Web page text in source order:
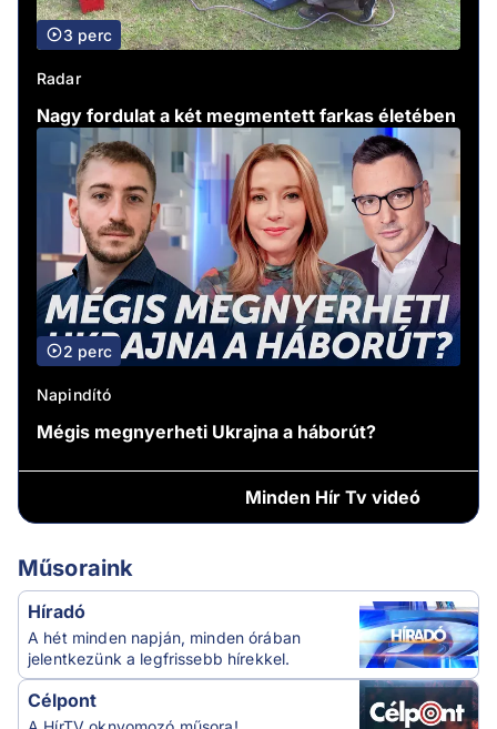
3 perc
Radar
Nagy fordulat a két megmentett farkas életében
2 perc
Napindító
Mégis megnyerheti Ukrajna a háborút?
Minden Hír Tv videó
Műsoraink
Híradó
A hét minden napján, minden órában
jelentkezünk a legfrissebb hírekkel.
Célpont